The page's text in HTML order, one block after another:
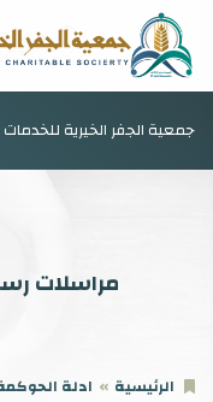
جمعية الجفر الخيرية للخدمات
مراسلات
الرئيسية ادلة